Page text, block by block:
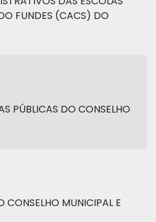
FUNDES (CACS) DO
PÚBLICAS DO CONSELHO
CONSELHO MUNICIPAL E